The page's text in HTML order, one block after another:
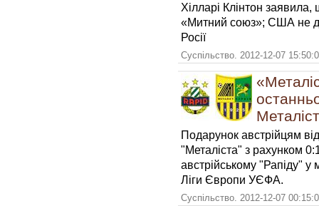
Хілларі Клінтон
«Митний союз»; США не
Росії
Суспільство. 2012-12-07
Подарунок австрійцям
"Металіста" з рахунком
австрійському "Рапіду" у
Ліги Європи УЄФА.
Суспільство. 2012-12-07